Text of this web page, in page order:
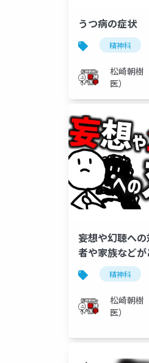
うつ病の症状
精神科
松崎朝樹
医）
妄想や幻聴へ
者や家族など
精神科
松崎朝樹
医）